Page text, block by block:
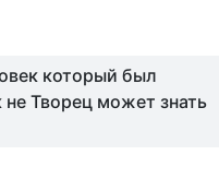
который был
Творец может знать